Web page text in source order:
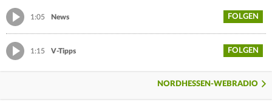
1:05 News FOLGEN
1:15 V-Tipps FOLGEN
NORDHESSEN-WEBRADIO